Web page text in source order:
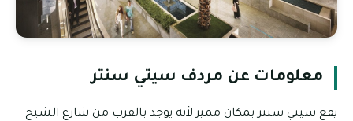
معلومات عن مردف سيتي سنتر
يقع سيتي سنتر بمكان مميز لأنه يوجد بالقرب من شارع الشيخ